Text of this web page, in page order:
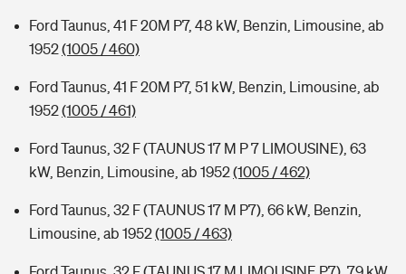
Ford Taunus, 41 F 20M P7, 48 kW, Benzin, Limousine, ab
1952(1005 / 460)
Ford Taunus, 41 F 20M P7, 51 kW, Benzin, Limousine, ab
1952(1005 / 461)
Ford Taunus, 32 F (TAUNUS 17 M P 7 LIMOUSINE), 63
kW, Benzin, Limousine, ab 1952(1005 / 462)
Ford Taunus, 32 F (TAUNUS 17 M P7), 66 kW, Benzin,
Limousine, ab 1952(1005 / 463)